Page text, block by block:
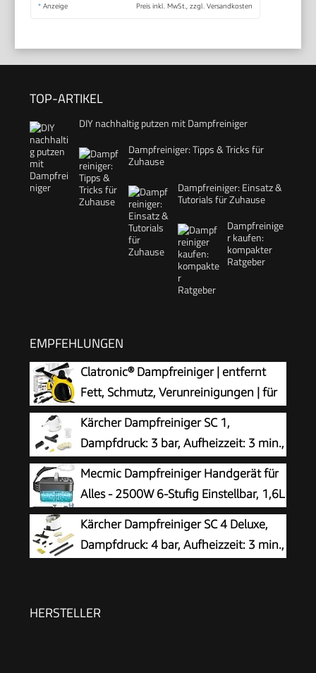
* Anzeige Preis inkl. MwSt., zzgl. Versandkosten
TOP-ARTIKEL
DIY nachhaltig putzen mit Dampfreiniger
Dampfreiniger: Tipps & Tricks für
Zuhause
Dampfreiniger: Einsatz &
Tutorials für Zuhause
Dampfreinige
r kaufen:
kompakter
Ratgeber
EMPFEHLUNGEN
Clatronic® Dampfreiniger | entfernt
Fett, Schmutz, Verunreinigungen | für
Auto, Küche, Bad, Polster | chemiefrei |
Steam Cleaner | 360° Dampfdüse | Handgerät
mit 5 m Kabel & Zubehör | DR 3653
Kärcher Dampfreiniger SC 1,
Dampfdruck: 3 bar, Aufheizzeit: 3 min.,
Leistung: 1.200 W, Flächenleistung: 20
m², Tank: 200 ml, mit Hand-, Punktstrahl- und
Powerdüse, Mikrofaser-Überzug und Rundbürste
Mecmic Dampfreiniger Handgerät für
Alles - 2500W 6-Stufig Einstellbar, 1,6L
Wassertank, 120 °C Dampf, 15s
Aufheizzeit, Tragbar mit 10 Zubehörteilen,
Dampfreinigung für Boden,
Kärcher Dampfreiniger SC 4 Deluxe,
Dampfdruck: 4 bar, Aufheizzeit: 3 min.,
Mikrofaser-Überzug und Bürsten, Weiß
HERSTELLER